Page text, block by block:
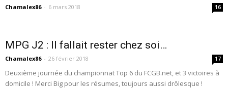
Chamalex86 - 6 mars 2018 16
MPG J2 : Il fallait rester chez soi…
Chamalex86 - 26 février 2018 17
Deuxième journée du championnat Top 6 du FCGB.net, et 3 victoires à
domicile ! Merci Big pour les résumes, toujours aussi drôlesque !